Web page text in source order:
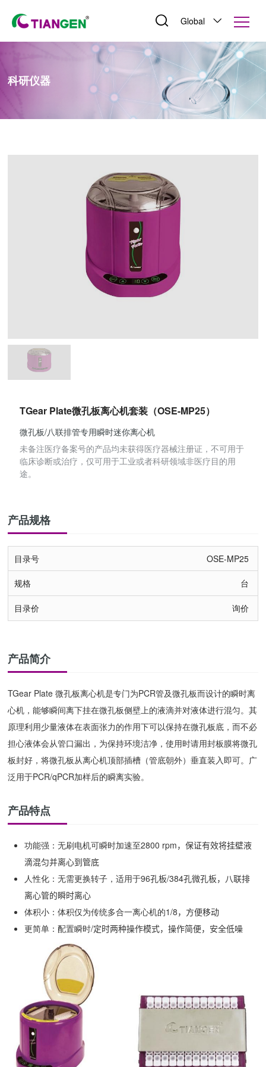
Global
科研仪器
TGear Plate微孔板离心机套装（OSE-MP25）
微孔板/八联排管专用瞬时迷你离心机
未备注医疗备案号的产品均未获得医疗器械注册证，不可用于
临床诊断或治疗，仅可用于工业或者科研领域非医疗目的用
途。
产品规格
OSE-MP25
台
询价
产品简介
TGear Plate 微孔板离心机是专门为PCR管及微孔板而设计的瞬时离
心机，能够瞬间离下挂在微孔板侧壁上的液滴并对液体进行混匀。其
原理利用少量液体在表面张力的作用下可以保持在微孔板底，而不必
担心液体会从管口漏出，为保持环境洁净，使用时请用封板膜将微孔
板封好，将微孔板从离心机顶部插槽（管底朝外）垂直装入即可。广
泛用于PCR/qPCR加样后的瞬离实验。
产品特点
功能强：无刷电机可瞬时加速至2800 rpm，保证有效将挂壁液
滴混匀并离心到管底
人性化：无需更换转子，适用于96孔板/384孔微孔板，八联排
离心管的瞬时离心
体积小：体积仅为传统多合一离心机的1/8，方便移动
更简单：配置瞬时/定时两种操作模式，操作简便，安全低噪